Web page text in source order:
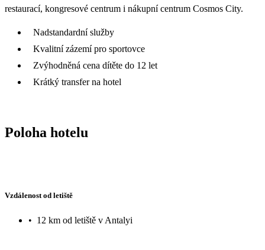
restaurací, kongresové centrum i nákupní centrum Cosmos City.
Nadstandardní služby
Kvalitní zázemí pro sportovce
Zvýhodněná cena dítěte do 12 let
Krátký transfer na hotel
Poloha hotelu
Vzdálenost od letiště
• 12 km od letiště v Antalyi